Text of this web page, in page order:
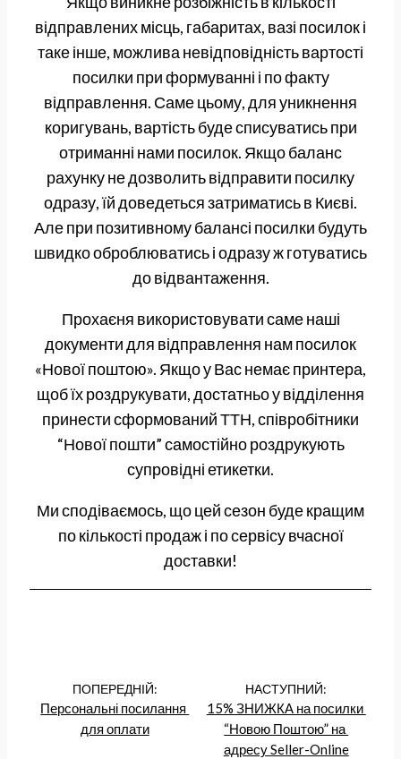
відправлених місць, габаритах, вазі посилок і
таке інше, можлива невідповідність вартості
посилки при формуванні і по факту
відправлення. Саме цьому, для уникнення
коригувань, вартість буде списуватись при
отриманні нами посилок. Якщо баланс
рахунку не дозволить відправити посилку
одразу, їй доведеться затриматись в Києві.
Але при позитивному балансі посилки будуть
швидко оброблюватись і одразу ж готуватись
до відвантаження.
Прохаєня використовувати саме наші
документи для відправлення нам посилок
«Нової поштою». Якщо у Вас немає принтера,
щоб їх роздрукувати, достатньо у відділення
принести сформований ТТН, співробітники
“Нової пошти” самостійно роздрукують
супровідні етикетки.
Ми сподіваємось, що цей сезон буде кращим
по кількості продаж і по сервісу вчасної
доставки!
ПОПЕРЕДНІЙ:
Персональні посилання
для оплати
НАСТУПНИЙ:
15% ЗНИЖКА на посилки
“Новою Поштою” на
адресу Seller-Online